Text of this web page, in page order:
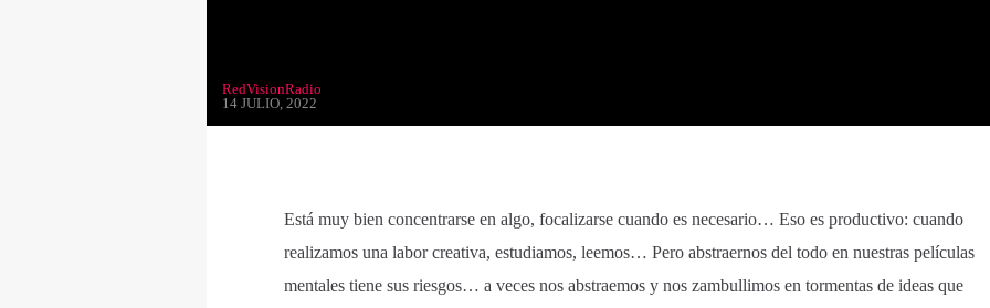
RedVisionRadio
14 JULIO, 2022
Está muy bien concentrarse en algo, focalizarse cuando es necesario… Eso es productivo: cuando
realizamos una labor creativa, estudiamos, leemos… Pero abstraernos del todo en nuestras películas
mentales tiene sus riesgos… a veces nos abstraemos y nos zambullimos en tormentas de ideas que